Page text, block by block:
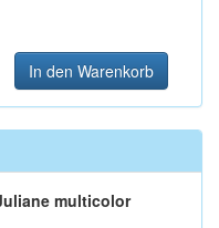
In den Warenkorb
multicolor